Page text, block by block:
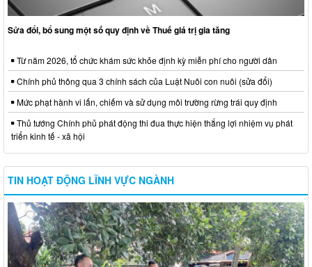
Sửa đổi, bổ sung một số quy định về Thuế giá trị gia tăng
Từ năm 2026, tổ chức khám sức khỏe định kỳ miễn phí cho người dân
Chính phủ thông qua 3 chính sách của Luật Nuôi con nuôi (sửa đổi)
Mức phạt hành vi lấn, chiếm và sử dụng môi trường rừng trái quy định
Thủ tướng Chính phủ phát động thi đua thực hiện thắng lợi nhiệm vụ phát
triển kinh tế - xã hội
TIN HOẠT ĐỘNG LĨNH VỰC NGÀNH